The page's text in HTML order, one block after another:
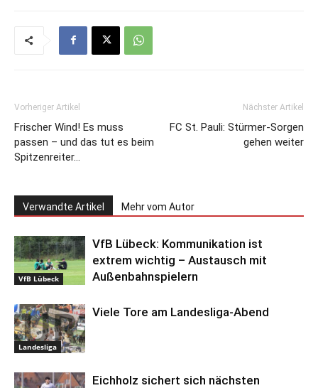
Vorheriger Artikel
Frischer Wind! Es muss
passen – und das tut es beim
Spitzenreiter…
Nächster Artikel
FC St. Pauli: Stürmer-Sorgen
gehen weiter
Verwandte Artikel Mehr vom Autor
VfB Lübeck
VfB Lübeck: Kommunikation ist
extrem wichtig – Austausch mit
Außenbahnspielern
Landesliga
Viele Tore am Landesliga-Abend
Eichholz sichert sich nächsten